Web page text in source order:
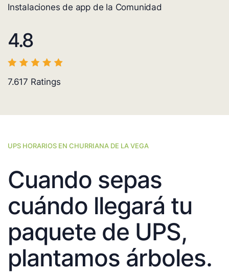
Instalaciones de app de la Comunidad
4.8
7.617 Ratings
UPS HORARIOS EN CHURRIANA DE LA VEGA
Cuando sepas
cuándo llegará tu
paquete de UPS,
plantamos árboles.